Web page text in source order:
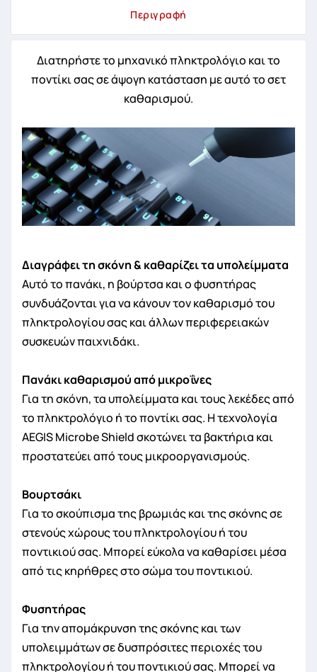
Περιγραφή
Διατηρήστε το μηχανικό πληκτρολόγιο και το
ποντίκι σας σε άψογη κατάσταση με αυτό το σετ
καθαρισμού.
Διαγράφει τη σκόνη & καθαρίζει τα υπολείμματα
Αυτό το πανάκι, η βούρτσα και ο φυσητήρας
συνδυάζονται για να κάνουν τον καθαρισμό του
πληκτρολογίου σας και άλλων περιφερειακών
συσκευών παιχνιδάκι.
Πανάκι καθαρισμού από μικροΐνες
Για τη σκόνη, τα υπολείμματα και τους λεκέδες από
το πληκτρολόγιο ή το ποντίκι σας. Η τεχνολογία
AEGIS Microbe Shield σκοτώνει τα βακτήρια και
προστατεύει από τους μικροοργανισμούς.
Βουρτσάκι
Για το σκούπισμα της βρωμιάς και της σκόνης σε
στενούς χώρους του πληκτρολογίου ή του
ποντικιού σας. Μπορεί εύκολα να καθαρίσει μέσα
από τις κηρήθρες στο σώμα του ποντικιού.
Φυσητήρας
Για την απομάκρυνση της σκόνης και των
υπολειμμάτων σε δυσπρόσιτες περιοχές του
πληκτρολογίου ή του ποντικιού σας. Μπορεί να